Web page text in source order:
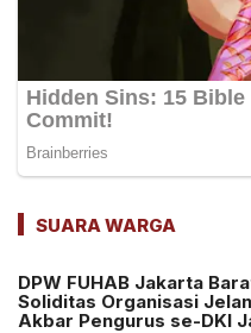
SUARA WARGA
DPW FUHAB Jakarta
Soliditas Organisasi
Akbar Pengurus se-DKI